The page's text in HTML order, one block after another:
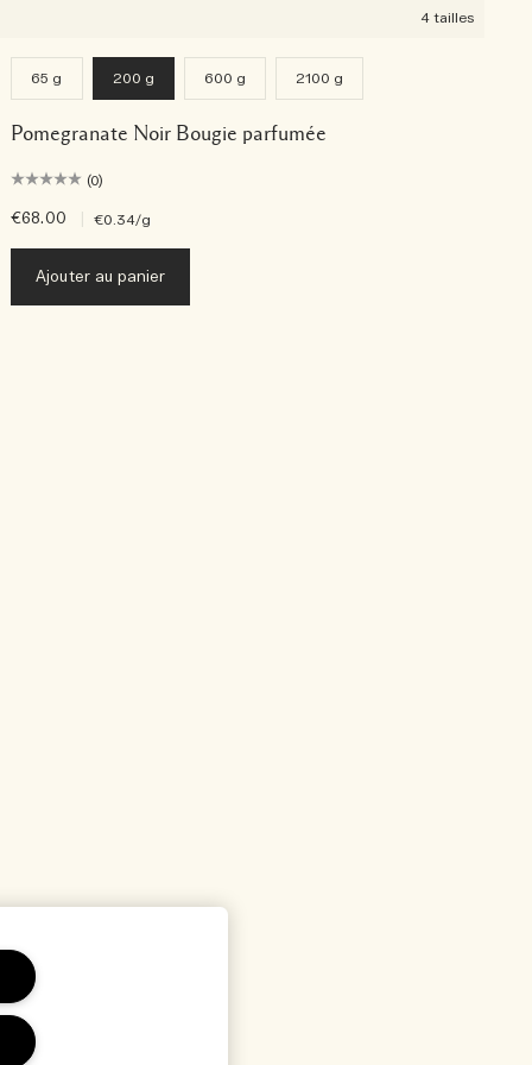
4 tailles
65 g 200 g 600 g 2100 g
Pomegranate Noir Bougie parfumée
(0)
€68.00 €0.34/g
Ajouter au panier